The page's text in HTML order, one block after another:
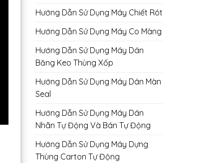
Hướng Dẫn Sử Dụng Máy Chiết Rót
Hướng Dẫn Sử Dụng Máy Co Màng
Hướng Dẫn Sử Dụng Máy Dán
Băng Keo Thùng Xốp
Hướng Dẫn Sử Dụng Máy Dán Màn
Seal
Hướng Dẫn Sử Dụng Máy Dán
Nhãn Tự Động Và Bán Tự Động
Hướng Dẫn Sử Dụng Máy Dựng
Thùng Carton Tự Động